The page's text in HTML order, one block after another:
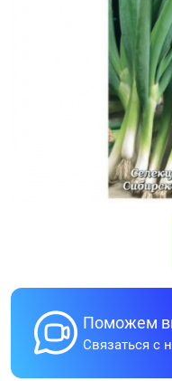
Поможем
Связаться с